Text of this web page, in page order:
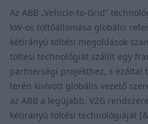
Az ABB „Vehicle-to-Grid”
kW-os töltőállomása globális
kétirányú töltési megoldások
töltési technológiát szállít egy
partnerségi projekthez, s ezáltal
terén kivívott globális vezető
az ABB a legújabb, V2G
kétirányú töltési technológiáját